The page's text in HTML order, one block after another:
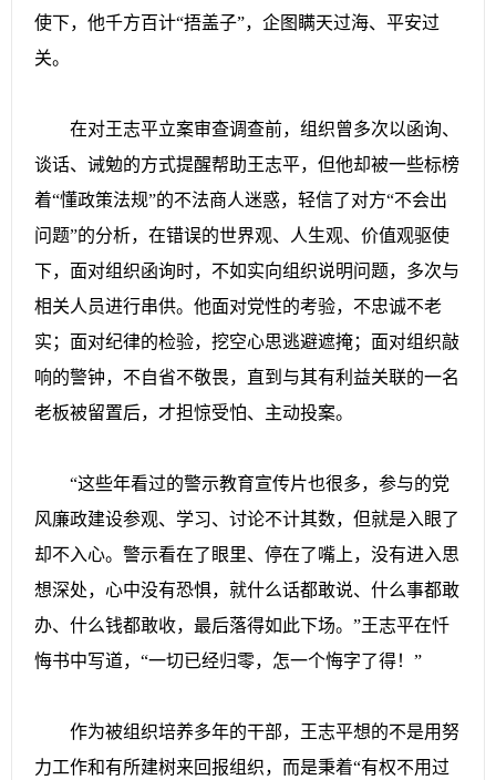
使下，他千方百计“捂盖子”，企图瞒天过海、平安过
关。
在对王志平立案审查调查前，组织曾多次以函询、
谈话、诫勉的方式提醒帮助王志平，但他却被一些标榜
着“懂政策法规”的不法商人迷惑，轻信了对方“不会出
问题”的分析，在错误的世界观、人生观、价值观驱使
下，面对组织函询时，不如实向组织说明问题，多次与
相关人员进行串供。他面对党性的考验，不忠诚不老
实；面对纪律的检验，挖空心思逃避遮掩；面对组织敲
响的警钟，不自省不敬畏，直到与其有利益关联的一名
老板被留置后，才担惊受怕、主动投案。
“这些年看过的警示教育宣传片也很多，参与的党
风廉政建设参观、学习、讨论不计其数，但就是入眼了
却不入心。警示看在了眼里、停在了嘴上，没有进入思
想深处，心中没有恐惧，就什么话都敢说、什么事都敢
办、什么钱都敢收，最后落得如此下场。”王志平在忏
悔书中写道，“一切已经归零，怎一个悔字了得！”
作为被组织培养多年的干部，王志平想的不是用努
力工作和有所建树来回报组织，而是秉着“有权不用过